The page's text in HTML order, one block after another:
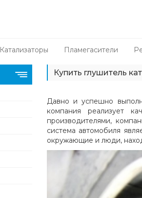
Катализаторы Пламегасители
Купить глушитель
Давно и успешно
компания реализует
производителями,
система автомобиля
окружающие и люди,